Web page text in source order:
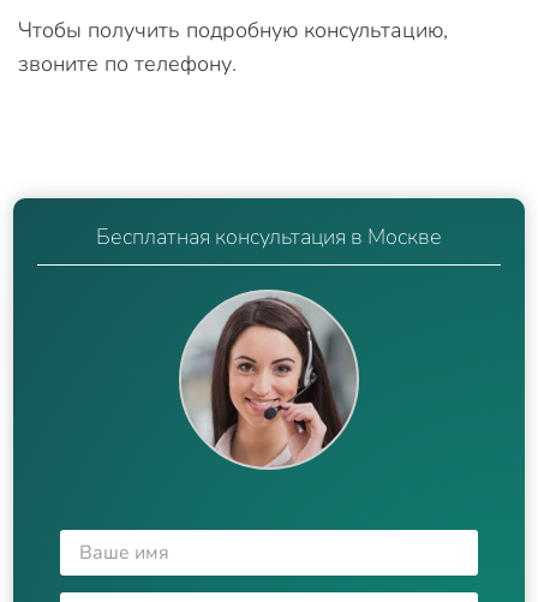
Чтобы получить подробную консультацию,
звоните по телефону.
Бесплатная консультация в Москве